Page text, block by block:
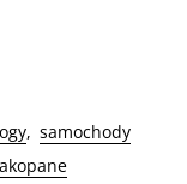
samochody